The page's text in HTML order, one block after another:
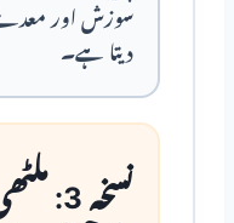
سوزش اور معدے
دیتا ہے۔
نسخہ